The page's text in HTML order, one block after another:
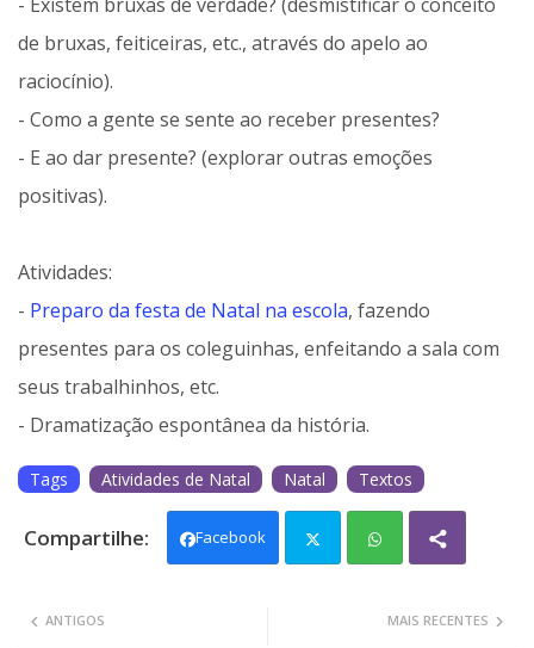
de bruxas, feiticeiras, etc., através do apelo ao
raciocínio).
- Como a gente se sente ao receber presentes?
- E ao dar presente? (explorar outras emoções
positivas).
Atividades:
- Preparo da festa de Natal na escola, fazendo
presentes para os coleguinhas, enfeitando a sala com
seus trabalhinhos, etc.
- Dramatização espontânea da história.
Tags Atividades de Natal Natal Textos
Facebook
MAIS RECENTES
ANTIGOS